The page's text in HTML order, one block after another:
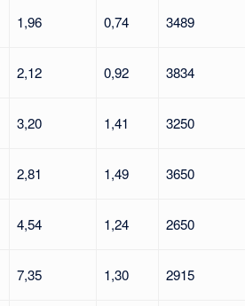
1,96 0,74 3489
2,12 0,92 3834
3,20 1,41 3250
2,81 1,49 3650
4,54 1,24 2650
7,35 1,30 2915